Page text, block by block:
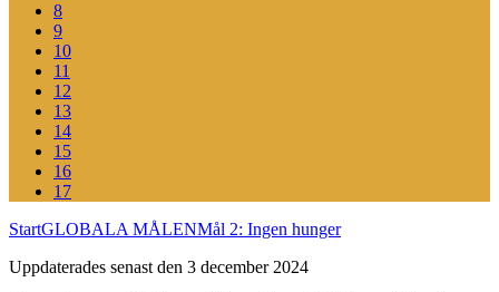
8
9
10
11
12
13
14
15
16
17
StartGLOBALA MÅLENMål 2: Ingen hunger
Uppdaterades senast den 3 december 2024